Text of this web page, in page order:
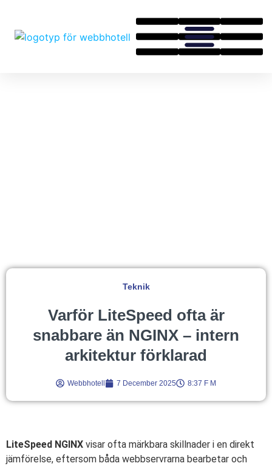
Teknik
Varför LiteSpeed ofta är
snabbare än NGINX – intern
arkitektur förklarad
Webbhotell 7 December 2025 8:37 F M
LiteSpeed NGINX visar ofta märkbara skillnader i en direkt
jämförelse, eftersom båda webbservrarna bearbetar och